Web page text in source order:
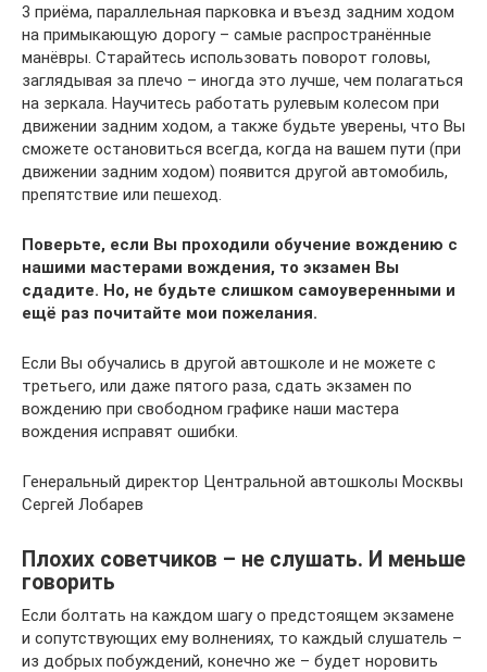
3 приёма, параллельная парковка и въезд задним ходом
на примыкающую дорогу – самые распространённые
манёвры. Старайтесь использовать поворот головы,
заглядывая за плечо – иногда это лучше, чем полагаться
на зеркала. Научитесь работать рулевым колесом при
движении задним ходом, а также будьте уверены, что Вы
сможете остановиться всегда, когда на вашем пути (при
движении задним ходом) появится другой автомобиль,
препятствие или пешеход.
Поверьте, если Вы проходили обучение вождению с
нашими мастерами вождения, то экзамен Вы
сдадите. Но, не будьте слишком самоуверенными и
ещё раз почитайте мои пожелания.
Если Вы обучались в другой автошколе и не можете с
третьего, или даже пятого раза, сдать экзамен по
вождению при свободном графике наши мастера
вождения исправят ошибки.
Генеральный директор Центральной автошколы Москвы
Сергей Лобарев
Плохих советчиков – не слушать. И меньше
говорить
Если болтать на каждом шагу о предстоящем экзамене
и сопутствующих ему волнениях, то каждый слушатель –
из добрых побуждений, конечно же – будет норовить